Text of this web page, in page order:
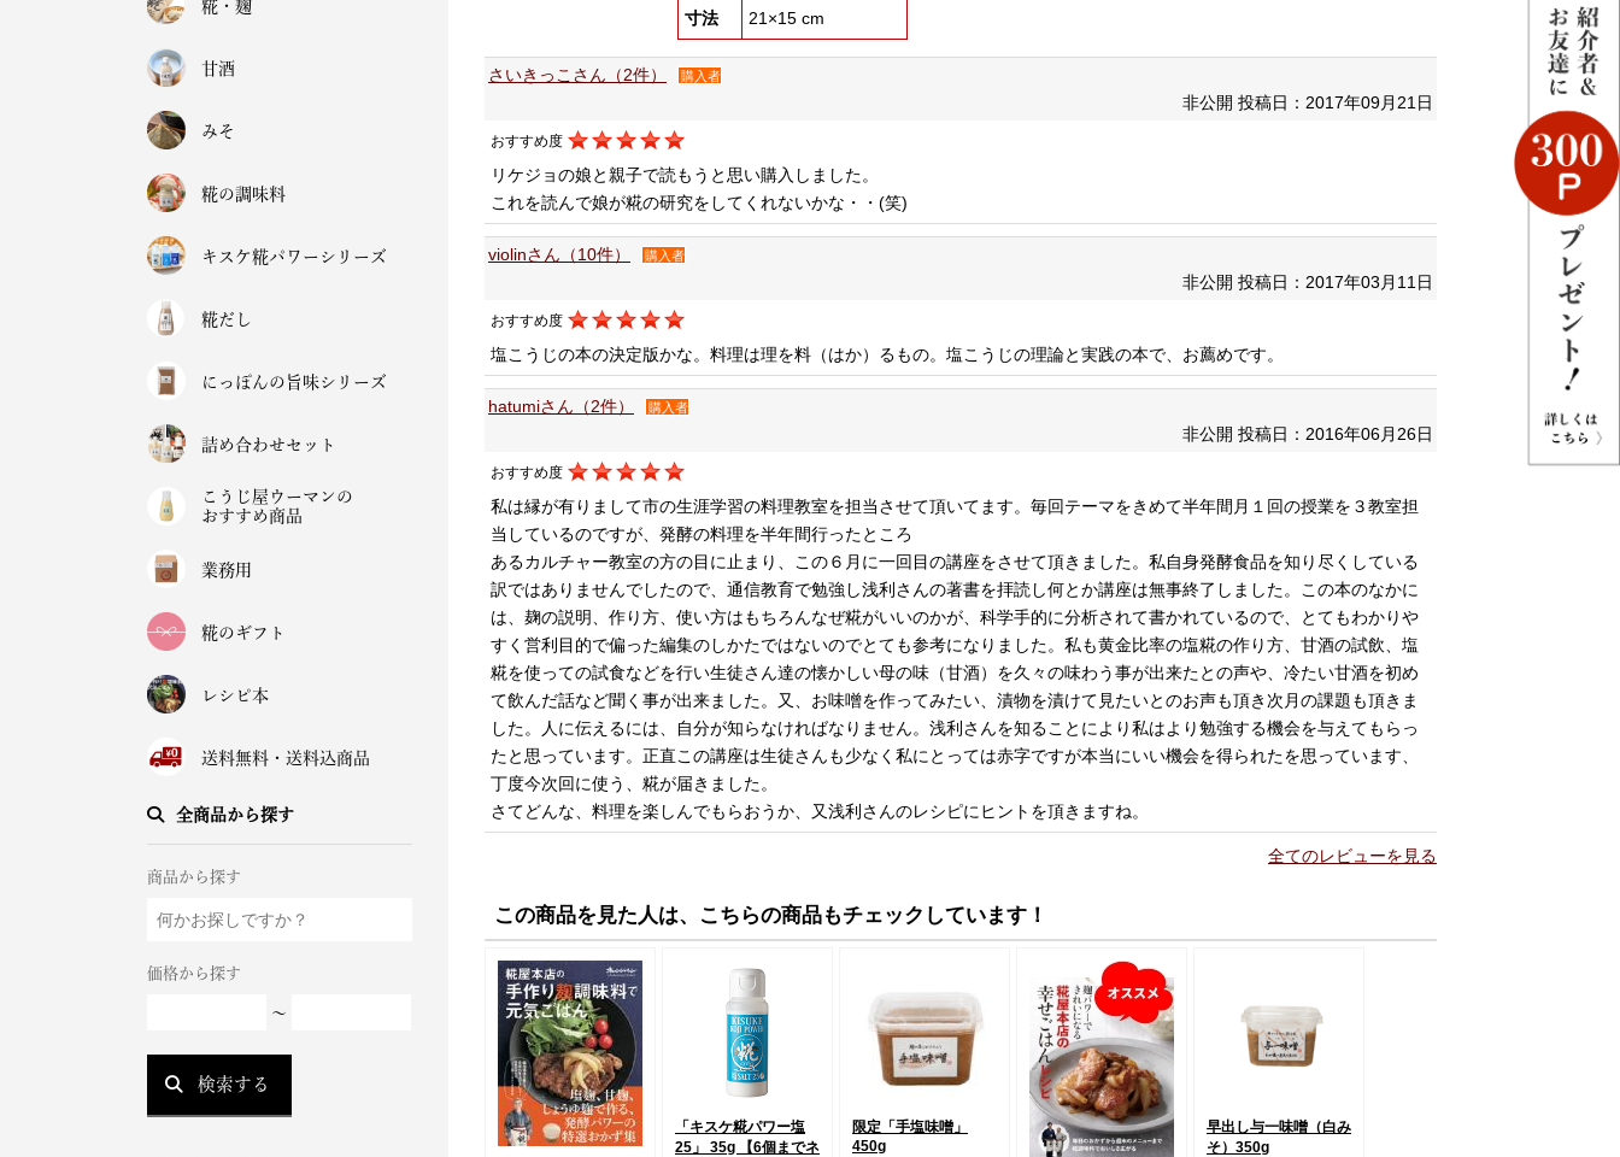
糀・麹
甘酒
みそ
糀の調味料
キスケ糀パワーシリーズ
糀だし
にっぽんの旨味シリーズ
詰め合わせセット
こうじ屋ウーマンの
おすすめ商品
業務用
糀のギフト
レシピ本
送料無料・送料込商品
全商品から探す
商品から探す
価格から探す
～
検索する
寸法 21×15 cm
さいきっこさん（2件） 購入者
非公開 投稿日：2017年09月21日
おすすめ度
リケジョの娘と親子で読もうと思い購入しました。
これを読んで娘が糀の研究をしてくれないかな・・(笑)
violinさん（10件） 購入者
非公開 投稿日：2017年03月11日
おすすめ度
塩こうじの本の決定版かな。料理は理を料（はか）るもの。塩こうじの理論と実践の本で、お薦めです。
hatumiさん（2件） 購入者
非公開 投稿日：2016年06月26日
おすすめ度
私は縁が有りまして市の生涯学習の料理教室を担当させて頂いてます。毎回テーマをきめて半年間月１回の授業を３教室担
当しているのですが、発酵の料理を半年間行ったところ
あるカルチャー教室の方の目に止まり、この６月に一回目の講座をさせて頂きました。私自身発酵食品を知り尽くしている
訳ではありませんでしたので、通信教育で勉強し浅利さんの著書を拝読し何とか講座は無事終了しました。この本のなかに
は、麹の説明、作り方、使い方はもちろんなぜ糀がいいのかが、科学手的に分析されて書かれているので、とてもわかりや
すく営利目的で偏った編集のしかたではないのでとても参考になりました。私も黄金比率の塩糀の作り方、甘酒の試飲、塩
糀を使っての試食などを行い生徒さん達の懐かしい母の味（甘酒）を久々の味わう事が出来たとの声や、冷たい甘酒を初め
て飲んだ話など聞く事が出来ました。又、お味噌を作ってみたい、漬物を漬けて見たいとのお声も頂き次月の課題も頂きま
した。人に伝えるには、自分が知らなければなりません。浅利さんを知ることにより私はより勉強する機会を与えてもらっ
たと思っています。正直この講座は生徒さんも少なく私にとっては赤字ですが本当にいい機会を得られたを思っています、
丁度今次回に使う、糀が届きました。
さてどんな、料理を楽しんでもらおうか、又浅利さんのレシピにヒントを頂きますね。
全てのレビューを見る
この商品を見た人は、こちらの商品もチェックしています！
「キスケ糀パワー塩
25」 35g 【6個までネ
限定「手塩味噌」
450g
早出し与一味噌（白み
そ）350g